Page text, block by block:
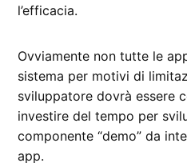
l’efficacia.
Ovviamente non tutte le
sistema per motivi di
sviluppatore dovrà essere
investire del tempo per
componente “demo” da
app.